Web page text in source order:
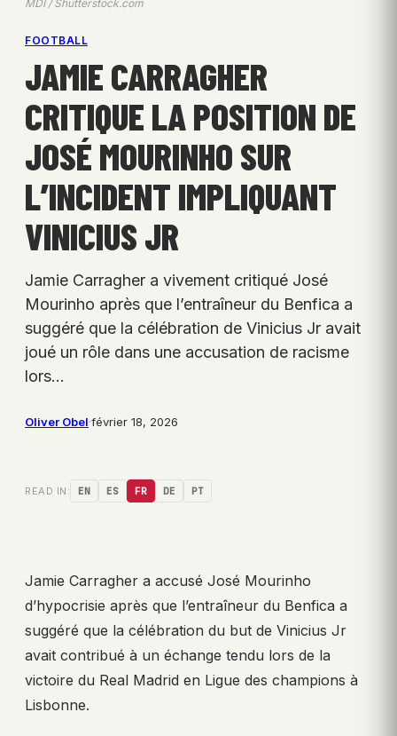
MDI / Shutterstock.com
FOOTBALL
JAMIE CARRAGHER
CRITIQUE LA POSITION DE
JOSÉ MOURINHO SUR
L’INCIDENT IMPLIQUANT
VINICIUS JR
Jamie Carragher a vivement critiqué José
Mourinho après que l’entraîneur du Benfica a
suggéré que la célébration de Vinicius Jr avait
joué un rôle dans une accusation de racisme
lors…
Oliver Obel·février 18, 2026
READ IN: EN ES FR DE PT
Jamie Carragher a accusé José Mourinho
d’hypocrisie après que l’entraîneur du Benfica a
suggéré que la célébration du but de Vinicius Jr
avait contribué à un échange tendu lors de la
victoire du Real Madrid en Ligue des champions à
Lisbonne.